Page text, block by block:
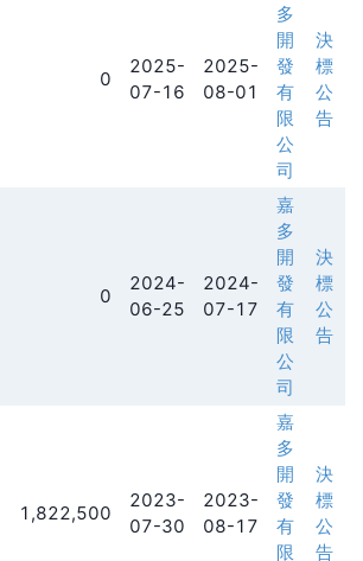
0
2025-
07-16
2025-
08-01
多
開
發
有
限
公
司
決
標
公
告
0
2024-
06-25
2024-
07-17
嘉
多
開
發
有
限
公
司
決
標
公
告
1,822,500
2023-
07-30
2023-
08-17
嘉
多
開
發
有
限
決
標
公
告